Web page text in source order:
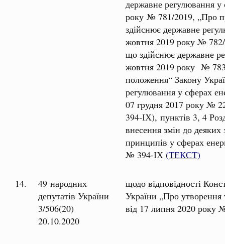
державне регулювання
року № 781/2019, „Про
здійснює державне
жовтня 2019 року № 782/
що здійснює державне
жовтня 2019 року № 783/
положення“ Закону
регулювання у сферах
07 грудня 2017 року №
394-ІХ), пунктів 3, 4
внесення змін до деяких
принципів у сферах
№ 394-ІХ (ТЕКСТ)
14.
49 народних
депутатів України
3/506(20)
20.10.2020
щодо відповідності
України „Про утворення
від 17 липня 2020 року